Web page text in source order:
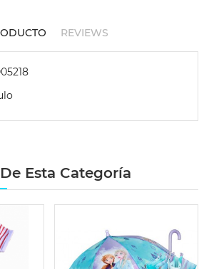
REVIEWS
Esta Categoría